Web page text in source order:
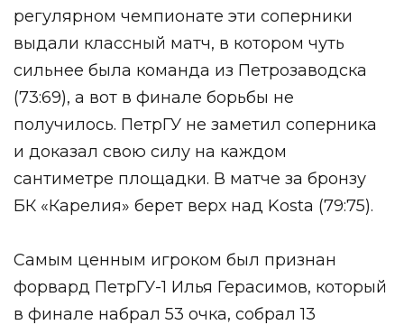
регулярном чемпионате эти соперники
выдали классный матч, в котором чуть
сильнее была команда из Петрозаводска
(73:69), а вот в финале борьбы не
получилось. ПетрГУ не заметил соперника
и доказал свою силу на каждом
сантиметре площадки. В матче за бронзу
БК «Карелия» берет верх над Kosta (79:75).
Самым ценным игроком был признан
форвард ПетрГУ-1 Илья Герасимов, который
в финале набрал 53 очка, собрал 13